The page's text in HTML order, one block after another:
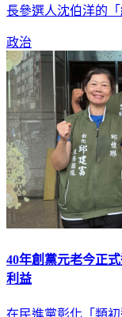
長參選人沈伯洋的「
政治
40年創黨元老今正
利益
在民進黨彰化「類